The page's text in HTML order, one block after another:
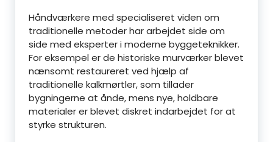
Håndværkere med specialiseret viden om
traditionelle metoder har arbejdet side om
side med eksperter i moderne byggeteknikker.
For eksempel er de historiske murværker blevet
nænsomt restaureret ved hjælp af
traditionelle kalkmørtler, som tillader
bygningerne at ånde, mens nye, holdbare
materialer er blevet diskret indarbejdet for at
styrke strukturen.